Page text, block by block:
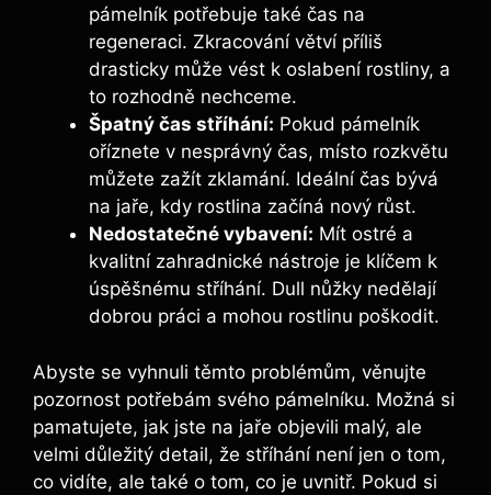
pámelník potřebuje také čas na
regeneraci. Zkracování větví příliš
drasticky může vést k oslabení rostliny, a
to rozhodně nechceme.
Špatný čas stříhání: Pokud pámelník
oříznete v nesprávný čas, místo rozkvětu
můžete zažít zklamání. Ideální čas bývá
na jaře, kdy rostlina začíná nový růst.
Nedostatečné vybavení: Mít ostré a
kvalitní zahradnické nástroje je klíčem k
úspěšnému stříhání. Dull nůžky nedělají
dobrou práci a mohou rostlinu poškodit.
Abyste se vyhnuli těmto problémům, věnujte
pozornost potřebám svého pámelníku. Možná si
pamatujete, jak jste na jaře objevili malý, ale
velmi důležitý detail, že stříhání není jen o tom,
co vidíte, ale také o tom, co je uvnitř. Pokud si